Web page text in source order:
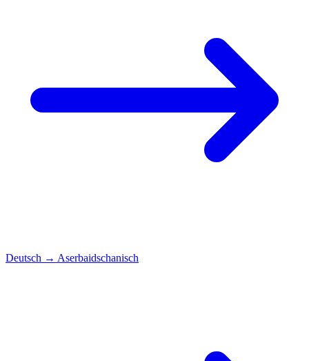
Deutsch → Aserbaidschanisch